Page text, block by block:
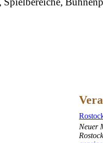
Neuer